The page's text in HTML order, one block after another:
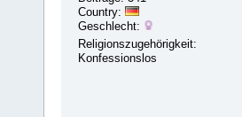
Country:
Geschlecht:
Religionszugehörigkeit:
Konfessionslos